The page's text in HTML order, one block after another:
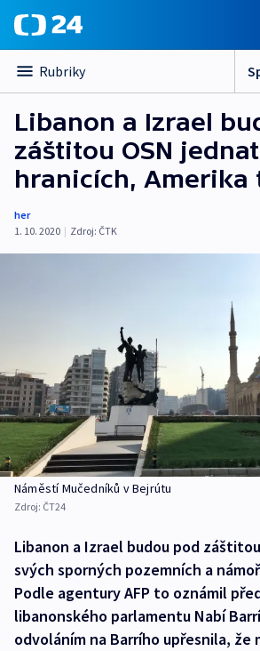
Rubriky
Libanon a Izrael
záštitou OSN
hranicích, Amerika
her
1. 10. 2020 | Zdroj: ČTK
Náměstí Mučedníků v Bejrútu
Zdroj: ČT24
Libanon a Izrael budou pod
svých sporných pozemních a
Podle agentury AFP to oznámil
libanonského parlamentu Nabí
odvoláním na Barrího upřesnila, že